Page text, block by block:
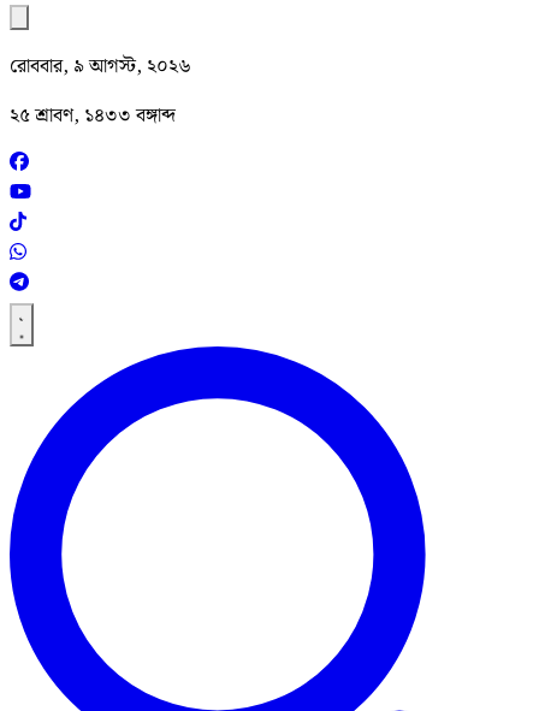
রোববার, ৯ আগস্ট, ২০২৬
২৫ শ্রাবণ, ১৪৩৩ বঙ্গাব্দ